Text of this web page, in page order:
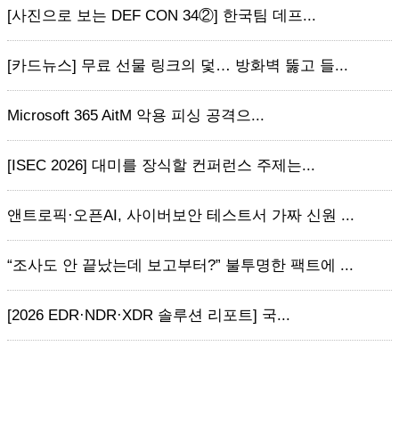
[사진으로 보는 DEF CON 34②] 한국팀 데프...
[카드뉴스] 무료 선물 링크의 덫… 방화벽 뚫고 들...
Microsoft 365 AitM 악용 피싱 공격으...
[ISEC 2026] 대미를 장식할 컨퍼런스 주제는...
앤트로픽·오픈AI, 사이버보안 테스트서 가짜 신원 ...
“조사도 안 끝났는데 보고부터?” 불투명한 팩트에 ...
[2026 EDR·NDR·XDR 솔루션 리포트] 국...